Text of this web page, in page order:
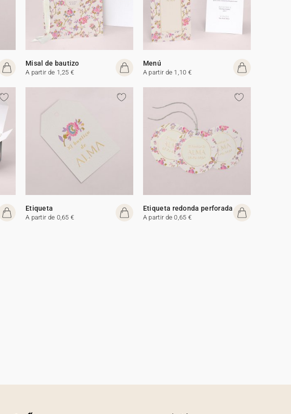
Misal de bautizo
A partir de 1,25 €
Menú
A partir de 1,10 €
Etiqueta
A partir de 0,65 €
Etiqueta redonda perforada
A partir de 0,65 €